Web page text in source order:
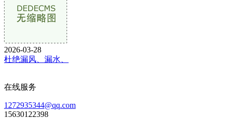
2026-03-28
杜绝漏风、漏水、
在线服务
1272935344@qq.com
15630122398